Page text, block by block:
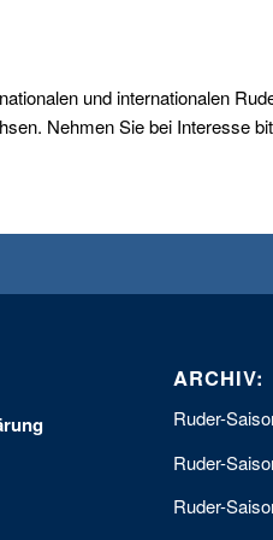
und internationalen
Nehmen Sie bei Interesse
ARCHIV:
Ruder-
Ruder-
Ruder-